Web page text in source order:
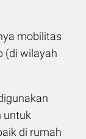
mobilitas
(di wilayah
untuk
di rumah